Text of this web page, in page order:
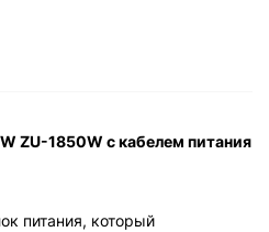
ZU-1850W с кабелем питания
питания, который